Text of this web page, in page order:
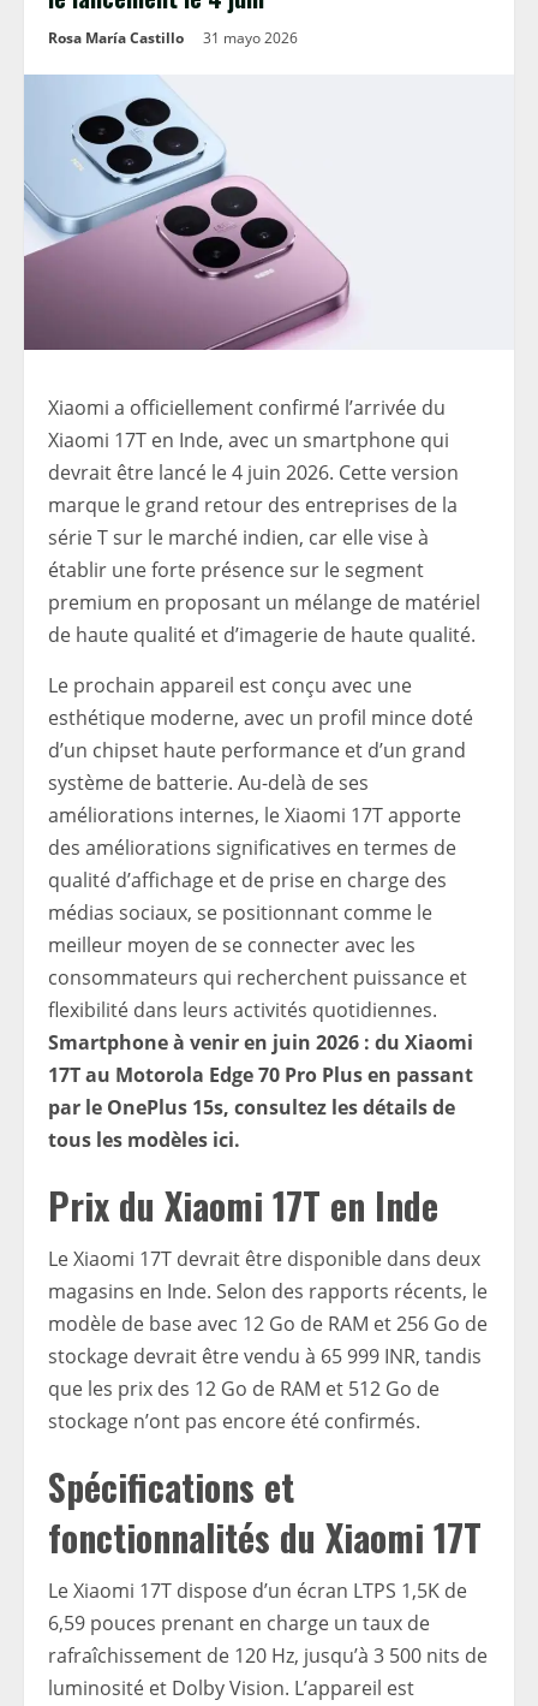
Rosa María Castillo 31 mayo 2026
Xiaomi a officiellement confirmé l’arrivée du
Xiaomi 17T en Inde, avec un smartphone qui
devrait être lancé le 4 juin 2026. Cette version
marque le grand retour des entreprises de la
série T sur le marché indien, car elle vise à
établir une forte présence sur le segment
premium en proposant un mélange de matériel
de haute qualité et d’imagerie de haute qualité.
Le prochain appareil est conçu avec une
esthétique moderne, avec un profil mince doté
d’un chipset haute performance et d’un grand
système de batterie. Au-delà de ses
améliorations internes, le Xiaomi 17T apporte
des améliorations significatives en termes de
qualité d’affichage et de prise en charge des
médias sociaux, se positionnant comme le
meilleur moyen de se connecter avec les
consommateurs qui recherchent puissance et
flexibilité dans leurs activités quotidiennes.
Smartphone à venir en juin 2026 : du Xiaomi
17T au Motorola Edge 70 Pro Plus en passant
par le OnePlus 15s, consultez les détails de
tous les modèles ici.
Prix ​​​​du Xiaomi 17T en Inde
Le Xiaomi 17T devrait être disponible dans deux
magasins en Inde. Selon des rapports récents, le
modèle de base avec 12 Go de RAM et 256 Go de
stockage devrait être vendu à 65 999 INR, tandis
que les prix des 12 Go de RAM et 512 Go de
stockage n’ont pas encore été confirmés.
Spécifications et
fonctionnalités du Xiaomi 17T
Le Xiaomi 17T dispose d’un écran LTPS 1,5K de
6,59 pouces prenant en charge un taux de
rafraîchissement de 120 Hz, jusqu’à 3 500 nits de
luminosité et Dolby Vision. L’appareil est